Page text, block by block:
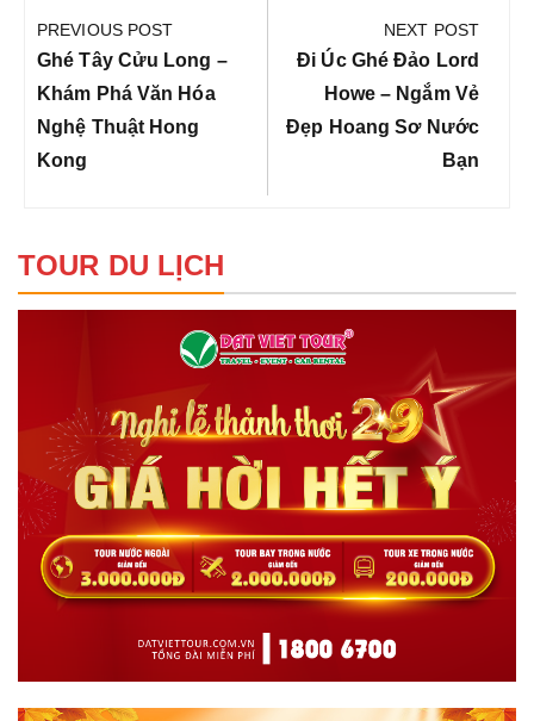
hướng
bài
viết
PREVIOUS POST
Previous
Post:
Ghé Tây Cửu Long –
Khám Phá Văn Hóa
Nghệ Thuật Hong
Kong
NEXT POST
Next
Post:
Đi Úc Ghé Đảo Lord
Howe – Ngắm Vẻ
Đẹp Hoang Sơ Nước
Bạn
TOUR DU LỊCH